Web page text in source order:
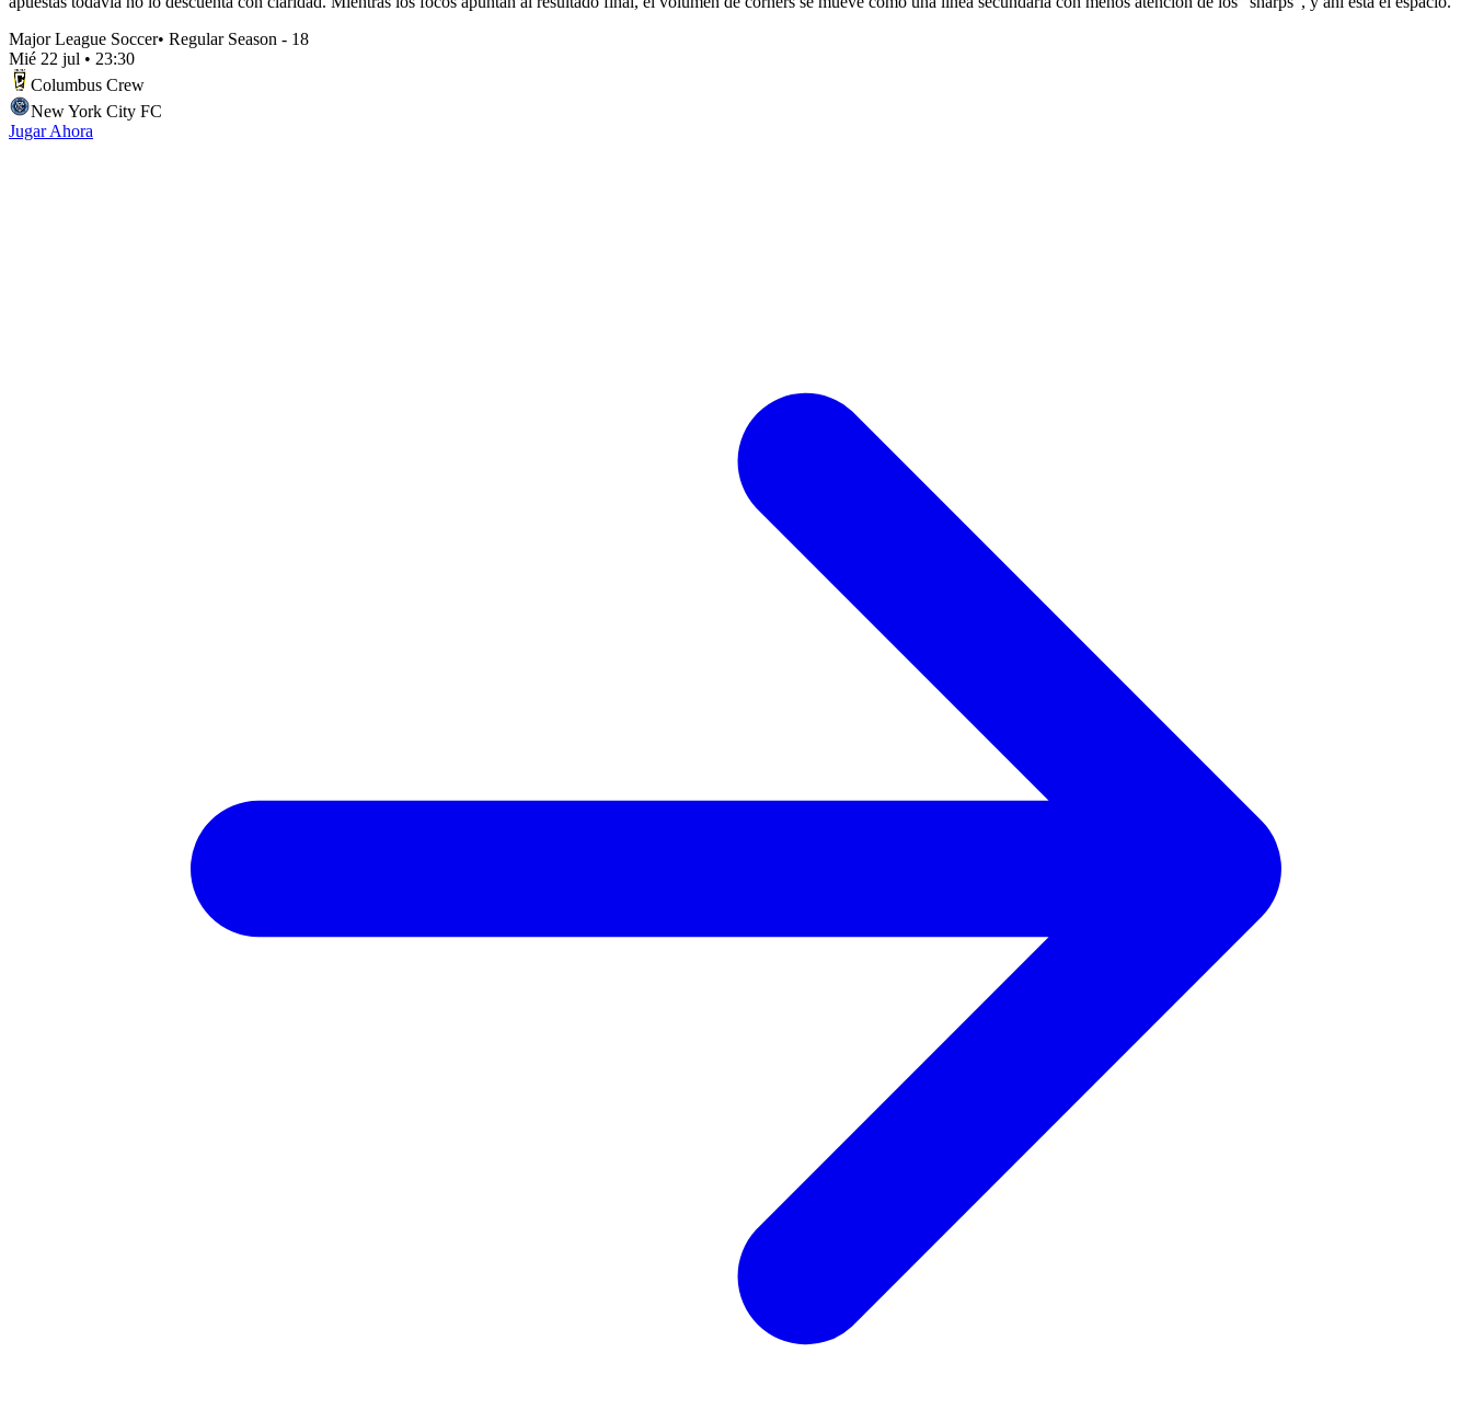
Major League Soccer• Regular Season - 18
Mié 22 jul • 23:30
Columbus Crew
New York City FC
Jugar Ahora